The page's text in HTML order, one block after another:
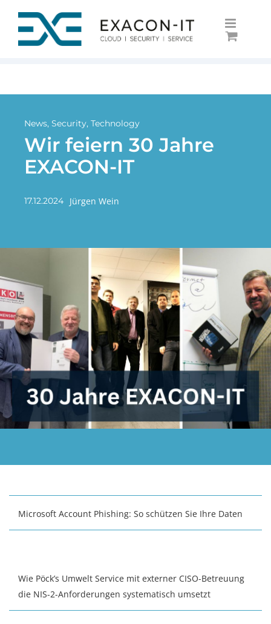
content
News, Security, Technology
Wir feiern 30 Jahre
EXACON-IT
17.12.2024 Jürgen Wein
Microsoft Account Phishing: So schützen Sie Ihre Daten
Wie Pöck’s Umwelt Service mit externer CISO-Betreuung
die NIS-2-Anforderungen systematisch umsetzt